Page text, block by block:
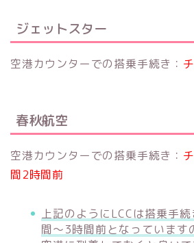
ジェットスター
空港カウンターでの搭乗手続き：
春秋航空
空港カウンターでの搭乗手続き：
間2時間前
上記のようにLCCは搭乗手
間〜3時間前となっています